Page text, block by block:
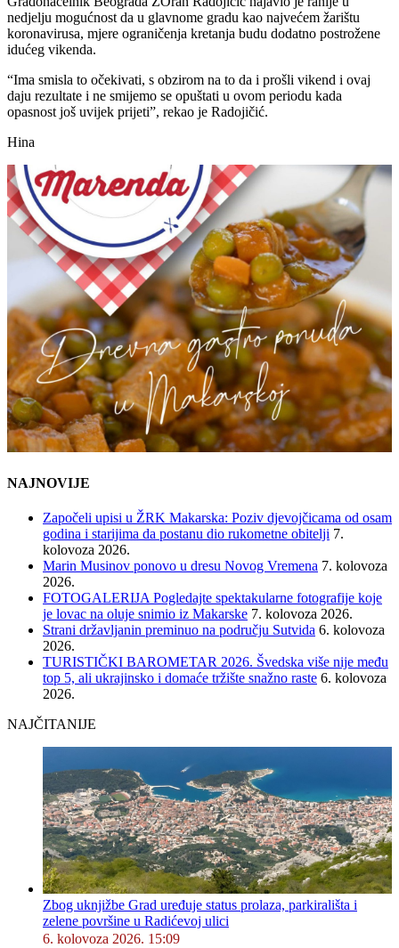
nedjelju mogućnost da u glavnome gradu kao najvećem žarištu
koronavirusa, mjere ograničenja kretanja budu dodatno postrožene
idućeg vikenda.
“Ima smisla to očekivati, s obzirom na to da i prošli vikend i ovaj
daju rezultate i ne smijemo se opuštati u ovom periodu kada
opasnost još uvijek prijeti”, rekao je Radojičić.
Hina
NAJNOVIJE
Započeli upisi u ŽRK Makarska: Poziv djevojčicama od osam
godina i starijima da postanu dio rukometne obitelji 7.
kolovoza 2026.
Marin Musinov ponovo u dresu Novog Vremena 7. kolovoza
2026.
FOTOGALERIJA Pogledajte spektakularne fotografije koje
je lovac na oluje snimio iz Makarske 7. kolovoza 2026.
Strani državljanin preminuo na području Sutvida 6. kolovoza
2026.
TURISTIČKI BAROMETAR 2026. Švedska više nije među
top 5, ali ukrajinsko i domaće tržište snažno raste 6. kolovoza
2026.
NAJČITANIJE
Zbog uknjižbe Grad uređuje status prolaza, parkirališta i
zelene površine u Radićevoj ulici
6. kolovoza 2026. 15:09